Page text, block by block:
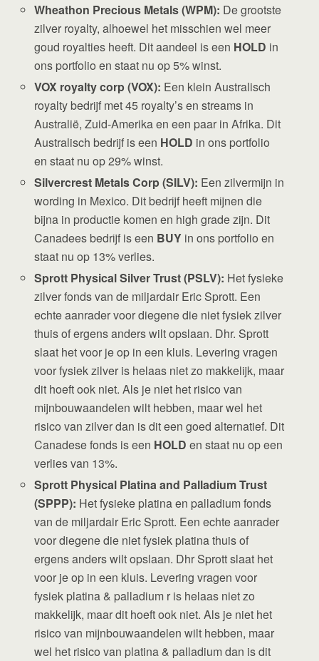
Wheathon Precious Metals (WPM): De grootste
zilver royalty, alhoewel het misschien wel meer
goud royalties heeft. Dit aandeel is een HOLD in
ons portfolio en staat nu op 5% winst.
VOX royalty corp (VOX): Een klein Australisch
royalty bedrijf met 45 royalty’s en streams in
Australië, Zuid-Amerika en een paar in Afrika. Dit
Australisch bedrijf is een HOLD in ons portfolio
en staat nu op 29% winst.
Silvercrest Metals Corp (SILV): Een zilvermijn in
wording in Mexico. Dit bedrijf heeft mijnen die
bijna in productie komen en high grade zijn. Dit
Canadees bedrijf is een BUY in ons portfolio en
staat nu op 13% verlies.
Sprott Physical Silver Trust (PSLV): Het fysieke
zilver fonds van de miljardair Eric Sprott. Een
echte aanrader voor diegene die niet fysiek zilver
thuis of ergens anders wilt opslaan. Dhr. Sprott
slaat het voor je op in een kluis. Levering vragen
voor fysiek zilver is helaas niet zo makkelijk, maar
dit hoeft ook niet. Als je niet het risico van
mijnbouwaandelen wilt hebben, maar wel het
risico van zilver dan is dit een goed alternatief. Dit
Canadese fonds is een HOLD en staat nu op een
verlies van 13%.
Sprott Physical Platina and Palladium Trust
(SPPP): Het fysieke platina en palladium fonds
van de miljardair Eric Sprott. Een echte aanrader
voor diegene die niet fysiek platina thuis of
ergens anders wilt opslaan. Dhr Sprott slaat het
voor je op in een kluis. Levering vragen voor
fysiek platina & palladium r is helaas niet zo
makkelijk, maar dit hoeft ook niet. Als je niet het
risico van mijnbouwaandelen wilt hebben, maar
wel het risico van platina & palladium dan is dit